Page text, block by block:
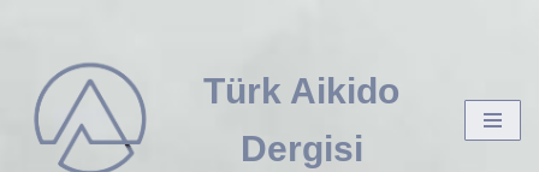
İçeriğe
geç
Türk Aikido
Dergisi